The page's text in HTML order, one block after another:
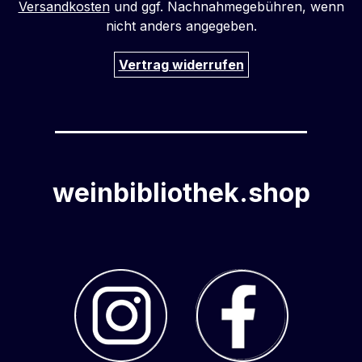
Versandkostenund ggf. Nachnahmegebühren, wenn
nicht anders angegeben.
Vertrag widerrufen
weinbibliothek.shop